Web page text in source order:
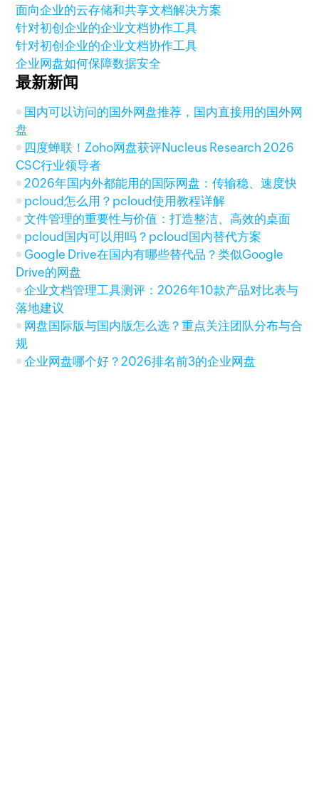
面向企业的云存储和共享文档解决方案
针对初创企业的企业文档协作工具
针对初创企业的企业文档协作工具
企业网盘如何保障数据安全
最新新闻
国内可以访问的国外网盘推荐，国内直接用的国外网
盘
四度蝉联！Zoho网盘获评Nucleus Research 2026
CSC行业领导者
2026年国内外都能用的国际网盘：传输稳、速度快
pcloud怎么用？pcloud使用教程详解
文件管理的重要性与价值：打造整洁、高效的桌面
pcloud国内可以用吗？pcloud国内替代方案
Google Drive在国内有哪些替代品？类似Google
Drive的网盘
企业文档管理工具测评：2026年10款产品对比表与
落地建议
网盘国际版与国内版怎么选？重点关注团队分布与合
规
企业网盘哪个好？2026排名前3的企业网盘